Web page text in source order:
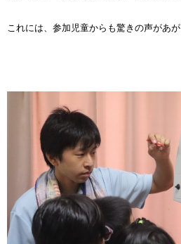
これには、参加児童からも驚きの声があが